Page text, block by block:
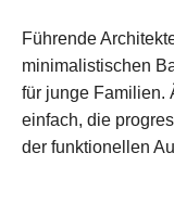
Führende
minimalistischen
für junge Familien.
einfach, die
der funktionellen